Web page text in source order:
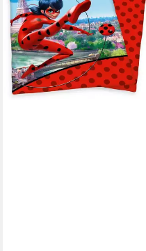
lieferbar - in 3-4 Werktagen bei dir